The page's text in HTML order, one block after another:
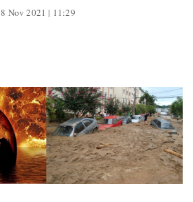
8 Nov 2021 | 11:29